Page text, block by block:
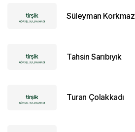
Süleyman Korkmaz
Tahsin Sarıbıyık
Turan Çolakkadı